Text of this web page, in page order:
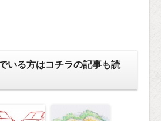
いる方はコチラの記事も読